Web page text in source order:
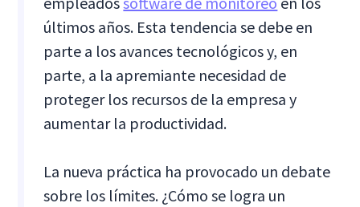
últimos años. Esta tendencia se debe en
parte a los avances tecnológicos y, en
parte, a la apremiante necesidad de
proteger los recursos de la empresa y
aumentar la productividad.
La nueva práctica ha provocado un debate
sobre los límites. ¿Cómo se logra un